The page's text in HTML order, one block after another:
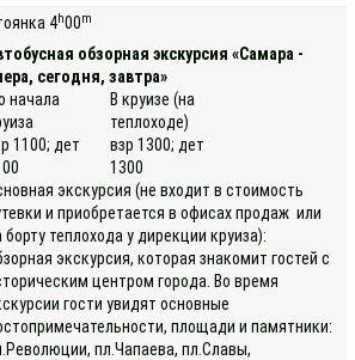
4h00m
обзорная экскурсия «Самара -
сегодня, завтра»
начала
1100; дет
В круизе (на
теплоходе)
взр 1300; дет
1300
экскурсия (не входит в стоимость
и приобретается в офисах продаж или
борту теплохода у дирекции круиза):
экскурсия, которая знакомит гостей с
центром города. Во время
гости увидят основные
площади и памятники:
пл.Чапаева, пл.Славы,